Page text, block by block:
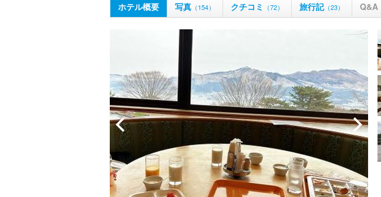
ホテル概要 写真 （154） クチコミ （72） 旅行記（23） Q&A